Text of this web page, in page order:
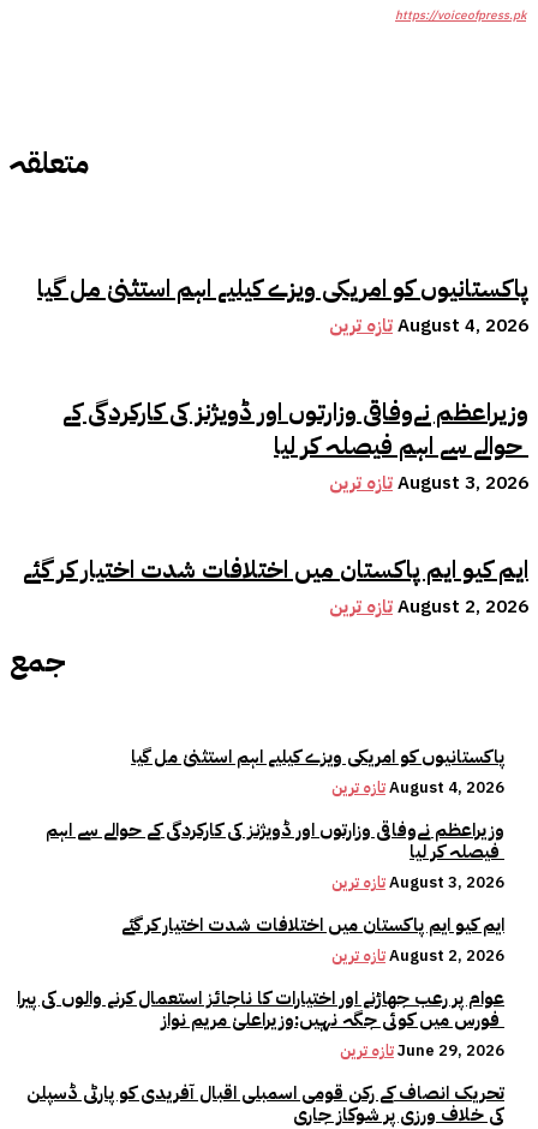
متعلقہ
پاکستانیوں کو امریکی ویزے کیلیے اہم استثنیٰ مل گیا
تازہ ترینAugust 4, 2026
وزیراعظم نےوفاقی وزارتوں اور ڈویژنز کی کارکردگی کے
حوالے سے اہم فیصلہ کر لیا
تازہ ترینAugust 3, 2026
ایم کیو ایم پاکستان میں اختلافات شدت اختیار کر گئے
تازہ ترینAugust 2, 2026
جمع
پاکستانیوں کو امریکی ویزے کیلیے اہم استثنیٰ مل گیا
تازہ ترینAugust 4, 2026
وزیراعظم نےوفاقی وزارتوں اور ڈویژنز کی کارکردگی کے حوالے سے اہم
تازہ ترینAugust 3, 2026
ایم کیو ایم پاکستان میں اختلافات شدت اختیار کر گئے
تازہ ترینAugust 2, 2026
عوام پر رعب جھاڑنے اور اختیارات کا ناجائز استعمال کرنے والوں کی پیرا
تازہ ترینJune 29, 2026
تحریک انصاف کے رکن قومی اسمبلی اقبال آفریدی کو پارٹی ڈسپلن
کی خلاف ورزی پر شوکاز جاری
https://voiceofpress.pk